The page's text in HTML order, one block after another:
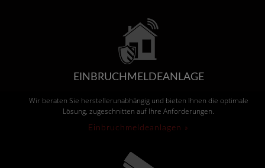
EINBRUCHMELDEANLAGE
Wir beraten Sie herstellerunabhängig und bieten Ihnen die optimale
Lösung, zugeschnitten auf Ihre Anforderungen.
Einbruchmeldeanlagen »